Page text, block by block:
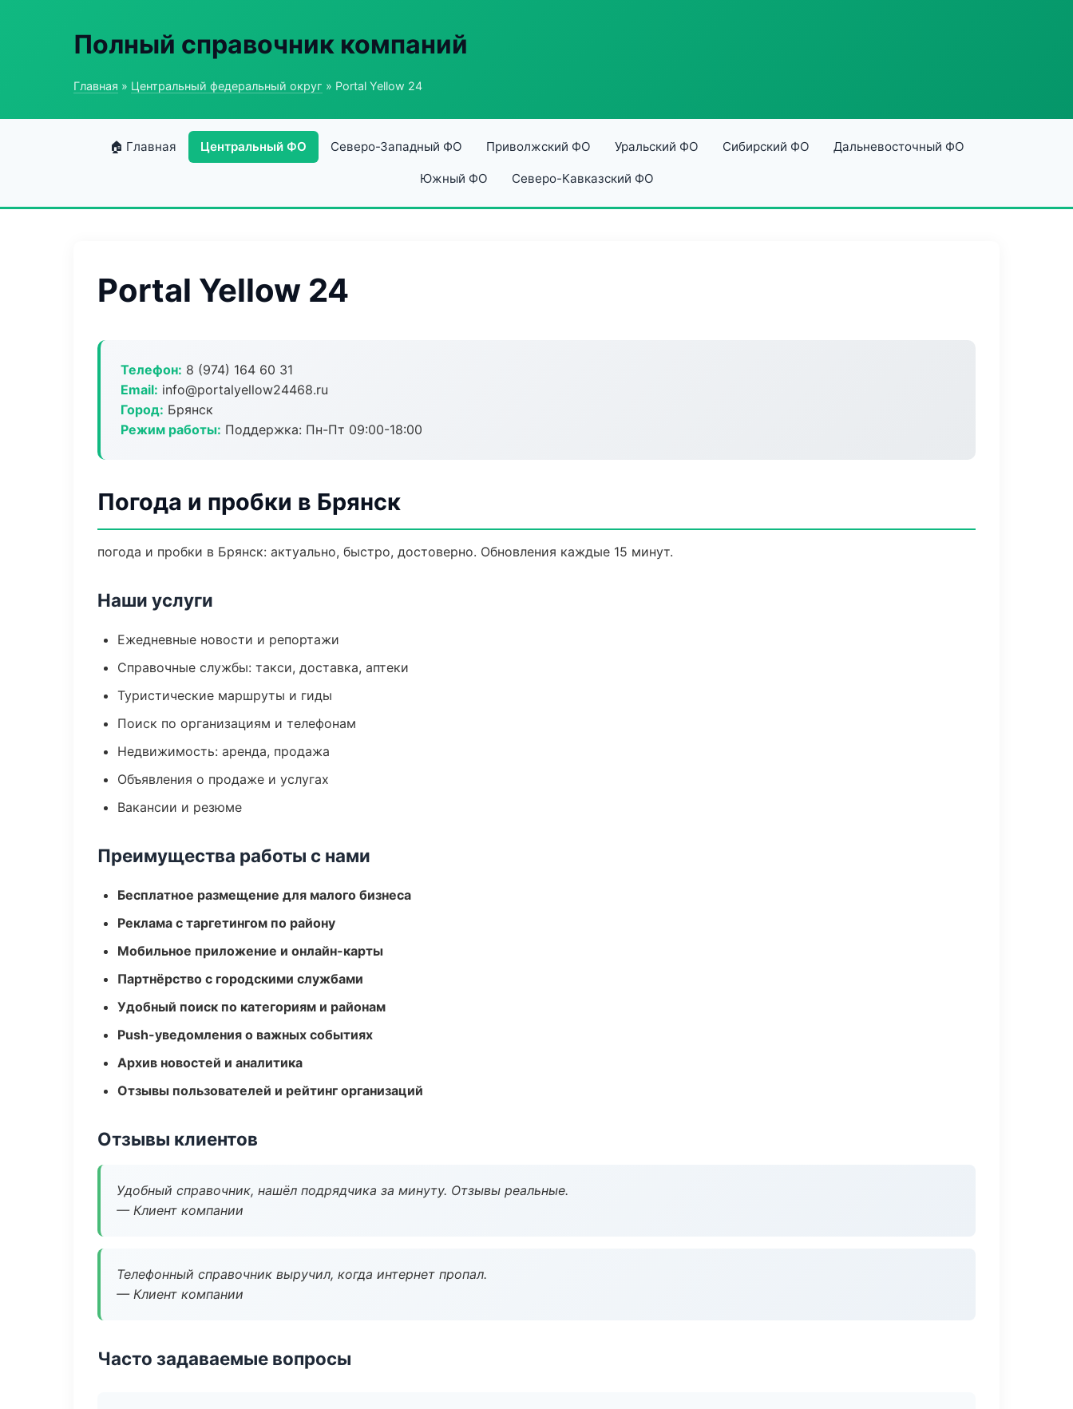
Полный справочник компаний
Главная » Центральный федеральный округ » Portal Yellow 24
🏠 Главная Центральный ФО Северо-Западный ФО Приволжский ФО Уральский ФО Сибирский ФО Дальневосточный ФО
Южный ФО Северо-Кавказский ФО
Portal Yellow 24
Телефон: 8 (974) 164 60 31
Email: info@portalyellow24468.ru
Город: Брянск
Режим работы: Поддержка: Пн-Пт 09:00-18:00
Погода и пробки в Брянск
погода и пробки в Брянск: актуально, быстро, достоверно. Обновления каждые 15 минут.
Наши услуги
Ежедневные новости и репортажи
Справочные службы: такси, доставка, аптеки
Туристические маршруты и гиды
Поиск по организациям и телефонам
Недвижимость: аренда, продажа
Объявления о продаже и услугах
Вакансии и резюме
Преимущества работы с нами
Бесплатное размещение для малого бизнеса
Реклама с таргетингом по району
Мобильное приложение и онлайн-карты
Партнёрство с городскими службами
Удобный поиск по категориям и районам
Push-уведомления о важных событиях
Архив новостей и аналитика
Отзывы пользователей и рейтинг организаций
Отзывы клиентов
Удобный справочник, нашёл подрядчика за минуту. Отзывы реальные.
— Клиент компании
Телефонный справочник выручил, когда интернет пропал.
— Клиент компании
Часто задаваемые вопросы